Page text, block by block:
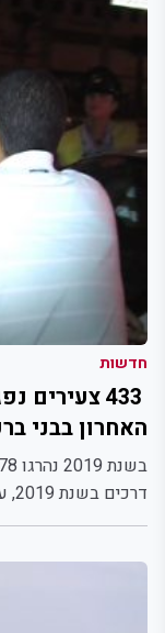
חדשות
433
האחרון בבני
דרכים בשנת 2019, עליה של 11% בצעירים ההרוגים בהשוואה...